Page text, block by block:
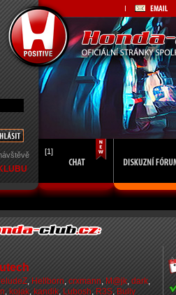
[1]
, Hellborn, crxmann, M@jk, dark,
, kojak, kandik, Lubosh, R3S, Bully